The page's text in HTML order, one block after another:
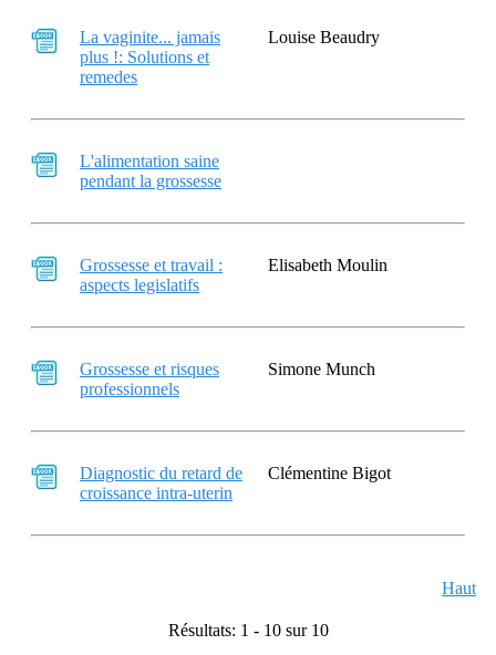
La vaginite... jamais
plus !: Solutions et
remedes
Louise Beaudry
L'alimentation saine
pendant la grossesse
Grossesse et travail :
aspects legislatifs
Elisabeth Moulin
Grossesse et risques
professionnels
Simone Munch
Diagnostic du retard de
croissance intra-uterin
Clémentine Bigot
Haut
Résultats: 1 - 10 sur 10